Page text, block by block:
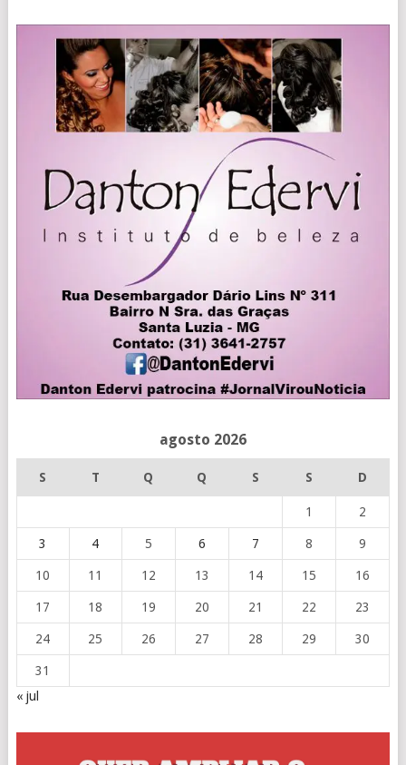
agosto 2026
S T Q Q S S D
1 2
3 4 5 6 7 8 9
10 11 12 13 14 15 16
17 18 19 20 21 22 23
24 25 26 27 28 29 30
31
« jul